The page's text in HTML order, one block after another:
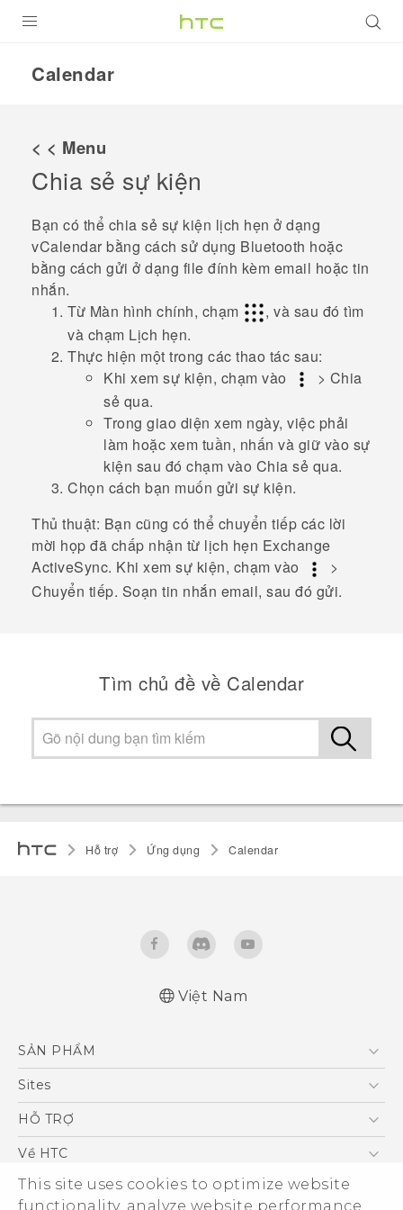
This site uses cookies to optimize website
functionality, analyze website performance,
ỨNG DỤNG
HỖ TRỢ
Calendar
< < Menu
Chia sẻ sự kiện
Bạn có thể chia sẻ sự kiện lịch hẹn ở dạng
vCalendar bằng cách sử dụng Bluetooth hoặc
bằng cách gửi ở dạng file đính kèm email hoặc tin
nhắn.
Từ Màn hình chính, chạm
, và sau đó tìm
và chạm Lịch hẹn.
Thực hiện một trong các thao tác sau:
Khi xem sự kiện, chạm vào
> Chia
sẻ qua.
Trong giao diện xem ngày, việc phải
làm hoặc xem tuần, nhấn và giữ vào sự
kiện sau đó chạm vào Chia sẻ qua.
Chọn cách bạn muốn gửi sự kiện.
Thủ thuật: Bạn cũng có thể chuyển tiếp các lời
mời họp đã chấp nhận từ lịch hẹn Exchange
ActiveSync. Khi xem sự kiện, chạm vào
>
Chuyển tiếp. Soạn tin nhắn email, sau đó gửi.
Tìm chủ đề về Calendar
Hỗ trợ Ứng dụng Calendar
Việt Nam
SẢN PHẨM
5G
Điện Thoại Thông Minh
VIVE
Sites
HTC Dev
HỖ TRỢ
Trung tâm hỗ trợ
Hỗ trợ bảo hành HTC
Về HTC
ESG